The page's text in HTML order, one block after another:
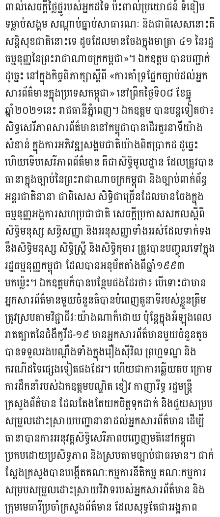
ពាល់សេចក្តីថ្លៃថ្នូរបស់អ្នកដទៃ ប៉ះពាល់ប្រយោជន៍ ទំនៀម
ទម្លាប់សង្គម សណ្តាប់ធ្នាប់សាធារណៈ និងជាពិសេសនោះគឺ
សន្តិសុខជាតិនោះទេ ដូចដែលមានចែងក្នុងមាត្រា ៤១ នៃរដ្ឋ
ធម្មនុញ្ញនៃព្រះរាជាណាចក្រកម្ពជា»។ ឯកឧត្តម បានបញ្ជាក់
ដូច្នេះ នៅក្នុងកិច្ចពិភាក្សាស្តីពី «ការគាំទ្រផ្នែកច្បាប់ដល់អ្នក
សារព័ត៌មានក្នុងប្រទេសកម្ពុជា» នៅព្រឹកថ្ងៃទី០៨ ខែធ្នូ
ឆ្នាំ២០២១នេះ រាជធានីភ្នំពេញ។ ឯកឧត្តម បានបន្តទៀតថា៖
សិទ្ធសេរីភាពសារព័ត៌មាននៅកម្ពុជាបានដើរតួរនាទីយ៉ាង
សំខាន់ ក្នុងការអភិវឌ្ឍសង្គមជាតិយ៉ាងពិតប្រាកដ ដូច្នេះ
ហើយទើបសេរីភាពព័ត៌មាន គឺជាសិទ្ធិមូលដ្ឋាន ដែលត្រូវបាន
ធានាក្នុងច្បាប់នៃព្រះរាជាណាចក្រកម្ពុជា និងច្បាប់ពាក់ព័ន្ធ
អន្តរជាតិនានា ជាពិសេស សិទ្ធិជាច្រើនដែលមានចែងក្នុង
ធម្មនុញ្ញអង្គការសហប្រជាជាតិ សេចក្តីប្រកាសសកលស្តីពី
សិទ្ធិមនុស្ស សន្ធិសញ្ញា និងអនុសញ្ញាទាំងអស់ដែលទាក់ទង
នឹងសិទ្ធិមនុស្ស សិទ្ធិស្ត្រី និងសិទ្ធិកុមារ ត្រូវបានបញ្ចូលទៅក្នុង
រដ្ឋធម្មនុញ្ញកម្ពុជា ដែលបានអនុម័តតាំងពីឆ្នាំ១៩៩៣
មកម៉្លេះ។ ឯកឧត្តមក៏បានបន្ថែមផងដែរថា៖ បើទោះជាមាន
អ្នកសារព័ត៌មានមួយចំនួនធំបានបំពេញតួនាទីរបស់ខ្លួនត្រឹម
ត្រូវស្របតាមវិជ្ជាជីវៈយ៉ាងណាក៏ដោយ ប៉ុន្តែក្នុងអំឡុងពេល
រាតត្បាតនៃជំងឺកូវីដ-១៩ មានអ្នកសារព័ត៌មានមួយចំនួនតូច
បានទទួលរងបណ្តឹងទាំងក្នុងរឿងស៊ីវិល ព្រហ្មទណ្ឌ និង
ករណីដទៃផ្សេងទៀតផងដែរ។ ហើយជាការឆ្លើយតប ក្រោម
ការដឹកនាំរបស់ឯកឧត្តមបណ្ឌិត ខៀវ កាញារីទ្ធ រដ្ឋមន្ត្រី
ក្រសួងព័ត៌មាន ដែលតែងតែយកចិត្តទុកដាក់ និងជួយសម្រប
សម្រួលដោះស្រាយបញ្ហានានាដល់អ្នកសារព័ត៌មាន ដើម្បី
ធានាបានការអនុវត្តសិទ្ធិសេរីភាពបញ្ចេញមតិនៅកម្ពុជា
ប្រកបដោយប្រសិទ្ធភាព និងស្របតាមច្បាប់ជាធរមាន។ ជាក់
ស្តែងក្រសួងបានបង្កើតគណៈកម្មការនីតិកម្ម គណៈកម្មការ
សម្របសម្រួលដោះស្រាយវិវាទរបស់អ្នកសារព័ត៌មាន និង
ក្រុមមេធាវីប្រចាំក្រសួងព័ត៌មាន ដែលសុទ្ធតែជាអង្គភាព